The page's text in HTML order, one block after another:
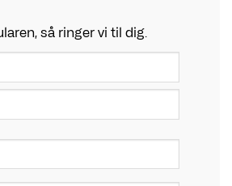
så ringer vi til dig.